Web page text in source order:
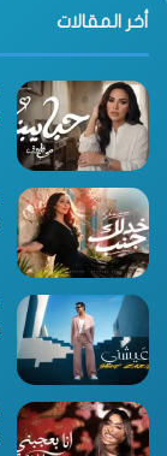
أخر المقالات